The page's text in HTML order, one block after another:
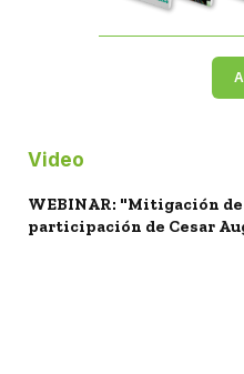
Video
WEBINAR: "Mitigación
participación de Cesar